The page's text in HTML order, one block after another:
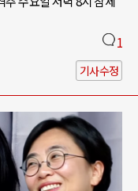
1
기사수정